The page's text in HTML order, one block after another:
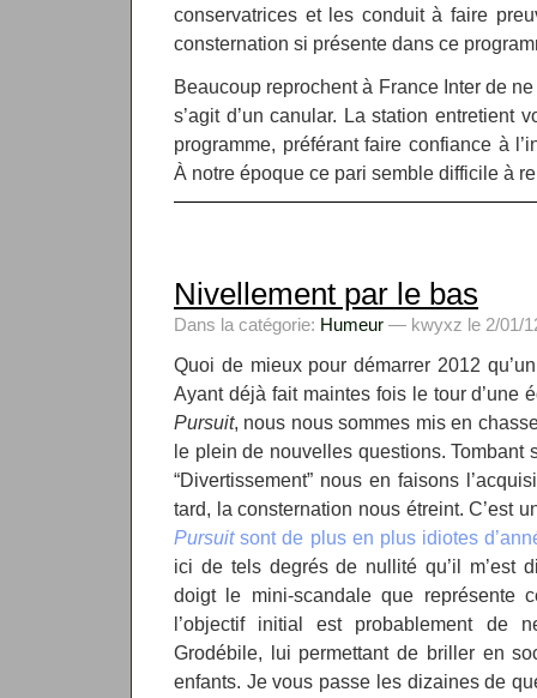
conservatrices et les conduit à faire
consternation si présente dans ce
Beaucoup reprochent à France Inter de
s’agit d’un canular. La station entretient
programme, préférant faire confiance à
À notre époque ce pari semble difficile à
Nivellement par le bas
Dans la catégorie: Humeur — kwyxz le 2/01/
Quoi de mieux pour démarrer 2012
Ayant déjà fait maintes fois le tour d’une
Pursuit, nous nous sommes mis en
le plein de nouvelles questions. Tombant
“Divertissement” nous en faisons
tard, la consternation nous étreint. C’est
Pursuitsont de plus en plus idiotes
ici de tels degrés de nullité qu’il m’est
doigt le mini-scandale que représente
l’objectif initial est probablement de
Grodébile, lui permettant de briller en
enfants. Je vous passe les dizaines de